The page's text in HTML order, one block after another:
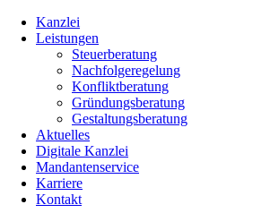
Kanzlei
Leistungen
Steuerberatung
Nachfolgeregelung
Konfliktberatung
Gründungsberatung
Gestaltungsberatung
Aktuelles
Digitale Kanzlei
Mandantenservice
Karriere
Kontakt